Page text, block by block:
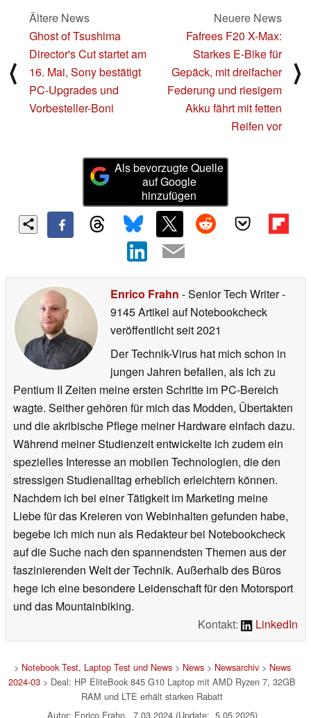
⟨
Ältere News
Ghost of Tsushima
Director's Cut startet am
16. Mai, Sony bestätigt
PC-Upgrades und
Vorbesteller-Boni
Neuere News
Fafrees F20 X-Max:
Starkes E-Bike für
Gepäck, mit dreifacher
Federung und riesigem
Akku fährt mit fetten
Reifen vor
⟩
Als bevorzugte Quelle
auf Google
hinzufügen
Enrico Frahn - Senior Tech Writer-
9145 Artikel auf Notebookcheck
veröffentlichtseit 2021
Der Technik-Virus hat mich schon in
jungen Jahren befallen, als ich zu
Pentium II Zeiten meine ersten Schritte im PC-Bereich
wagte. Seither gehören für mich das Modden, Übertakten
und die akribische Pflege meiner Hardware einfach dazu.
Während meiner Studienzeit entwickelte ich zudem ein
spezielles Interesse an mobilen Technologien, die den
stressigen Studienalltag erheblich erleichtern können.
Nachdem ich bei einer Tätigkeit im Marketing meine
Liebe für das Kreieren von Webinhalten gefunden habe,
begebe ich mich nun als Redakteur bei Notebookcheck
auf die Suche nach den spannendsten Themen aus der
faszinierenden Welt der Technik. Außerhalb des Büros
hege ich eine besondere Leidenschaft für den Motorsport
und das Mountainbiking.
Kontakt:
LinkedIn
> Notebook Test, Laptop Test und News> News> Newsarchiv> News
2024-03 > Deal: HP EliteBook 845 G10 Laptop mit AMD Ryzen 7, 32GB
RAM und LTE erhält starken Rabatt
Autor: Enrico Frahn, 7.03.2024 (Update: 5.05.2025)